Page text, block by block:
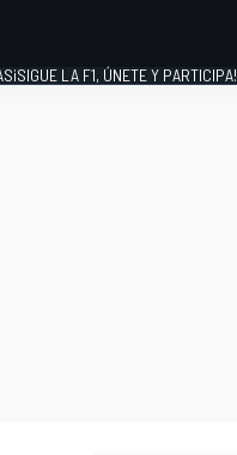
¡SIGUE LA F1, ÚNETE Y PARTICIPA!